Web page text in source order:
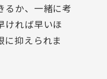
るか、一緒に考
ければ早いほ
に抑えられま